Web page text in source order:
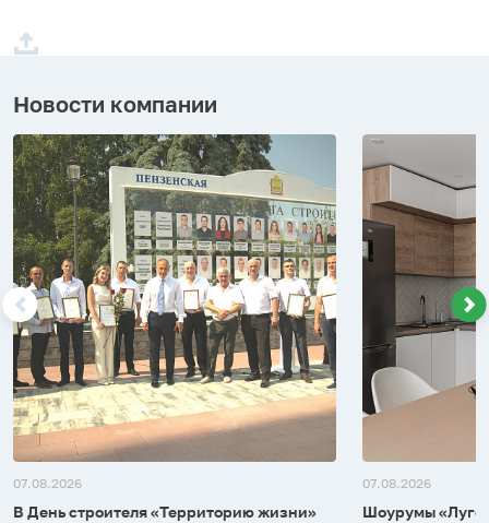
Новости компании
07.08.2026
В День строителя «Территорию жизни»
07.08.2026
Шоурумы